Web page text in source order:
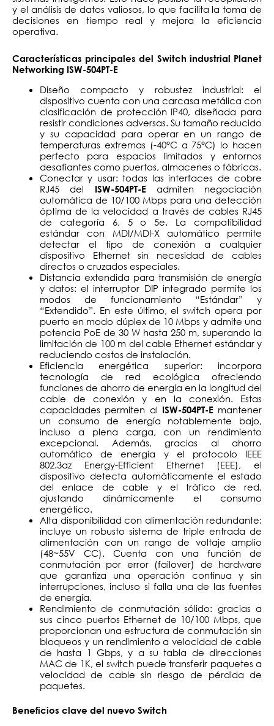
y el análisis de datos valiosos, lo que facilita la toma de
decisiones en tiempo real y mejora la eficiencia
operativa.
Características principales del Switch industrial Planet
Networking ISW-504PT-E
Diseño compacto y robustez industrial: el
dispositivo cuenta con una carcasa metálica con
clasificación de protección IP40, diseñada para
resistir condiciones adversas. Su tamaño reducido
y su capacidad para operar en un rango de
temperaturas extremas (-40°C a 75°C) lo hacen
perfecto para espacios limitados y entornos
desafiantes como puertos, almacenes o fábricas.
Conectar y usar: todas las interfaces de cobre
RJ45 del
ISW-504PT-Eadmiten negociación
automática de 10/100 Mbps para una detección
óptima de la velocidad a través de cables RJ45
de categoría 6, 5 o 5e. La compatibilidad
estándar con MDI/MDI-X automático permite
detectar el tipo de conexión a cualquier
dispositivo Ethernet sin necesidad de cables
directos o cruzados especiales.
Distancia extendida para transmisión de energía
y datos: el interruptor DIP integrado permite los
modos de funcionamiento “Estándar” y
“Extendido”. En este último, el switch opera por
puerto en modo dúplex de 10 Mbps y admite una
potencia PoE de 30 W hasta 250 m, superando la
limitación de 100 m del cable Ethernet estándar y
reduciendo costos de instalación.
Eficiencia energética superior: incorpora
tecnología de red ecológica ofreciendo
funciones de ahorro de energía en la longitud del
cable de conexión y en la conexión. Estas
capacidades permiten al ISW-504PT-Emantener
un consumo de energía notablemente bajo,
incluso a plena carga, con un rendimiento
excepcional. Además, gracias al ahorro
automático de energía y el protocolo IEEE
802.3az Energy-Efficient Ethernet (EEE), el
dispositivo detecta automáticamente el estado
del enlace de cable y el tráfico de red,
ajustando dinámicamente el consumo
energético.
Alta disponibilidad con alimentación redundante:
incluye un robusto sistema de triple entrada de
alimentación con un rango de voltaje amplio
(48~55V CC). Cuenta con una función de
conmutación por error (failover) de hardware
que garantiza una operación continua y sin
interrupciones, incluso si falla una de las fuentes
de energía.
Rendimiento de conmutación sólido: gracias a
sus cinco puertos Ethernet de 10/100 Mbps, que
proporcionan una estructura de conmutación sin
bloqueos y un rendimiento a velocidad de cable
de hasta 1 Gbps, y a su tabla de direcciones
MAC de 1K, el switch puede transferir paquetes a
velocidad de cable sin riesgo de pérdida de
paquetes.
Beneficios clave del nuevo Switch